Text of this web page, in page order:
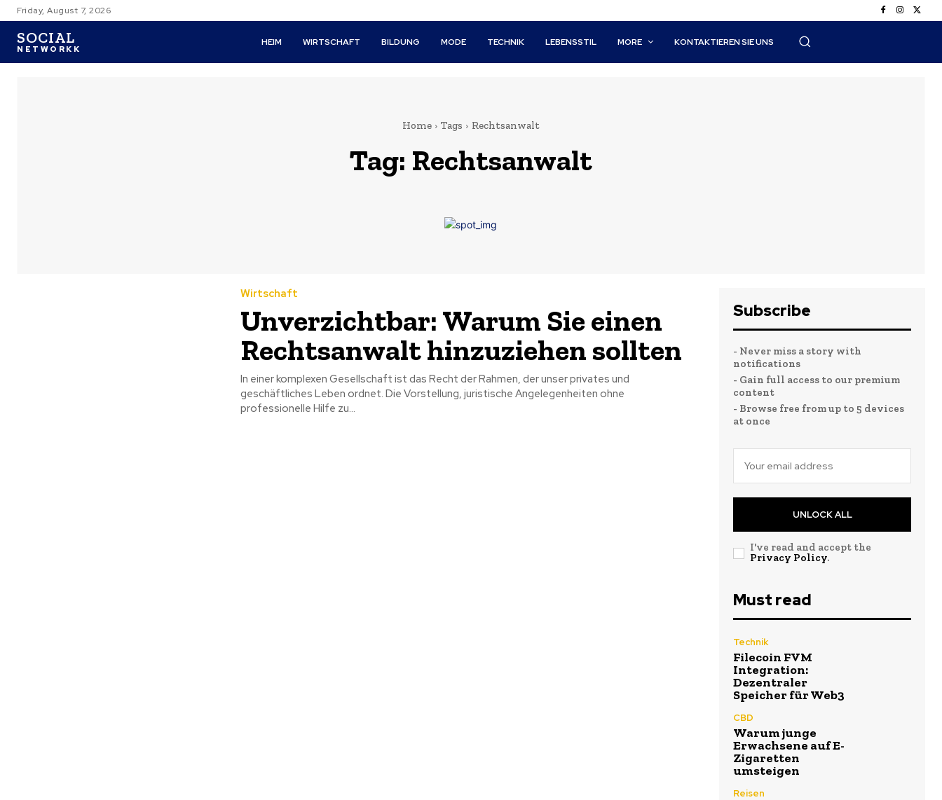
Friday, August 7, 2026
SOCIAL
NETWORKK
HEIM WIRTSCHAFT BILDUNG MODE TECHNIK LEBENSSTIL MORE KONTAKTIEREN SIE UNS
Home Tags Rechtsanwalt
Tag: Rechtsanwalt
Wirtschaft
Unverzichtbar: Warum Sie einen
Rechtsanwalt hinzuziehen sollten
In einer komplexen Gesellschaft ist das Recht der Rahmen, der unser privates und
geschäftliches Leben ordnet. Die Vorstellung, juristische Angelegenheiten ohne
professionelle Hilfe zu...
Subscribe
- Never miss a story with
notifications
- Gain full access to our premium
content
- Browse free from up to 5 devices
at once
UNLOCK ALL
I've read and accept the
Privacy Policy.
Must read
Technik
Filecoin FVM
Integration:
Dezentraler
Speicher für Web3
CBD
Warum junge
Erwachsene auf E-
Zigaretten
umsteigen
Reisen